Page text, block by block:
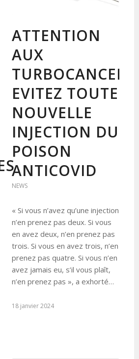
ATTENTION
AUX
TURBOCANCERS
EVITEZ TOUTE
NOUVELLE
INJECTION DU
POISON
ANTICOVID
NEWS
« Si vous n’avez qu’une injection
n’en prenez pas deux. Si vous
en avez deux, n’en prenez pas
trois. Si vous en avez trois, n’en
prenez pas quatre. Si vous n’en
avez jamais eu, s’il vous plaît,
n’en prenez pas », a exhorté…
18 janvier 2024